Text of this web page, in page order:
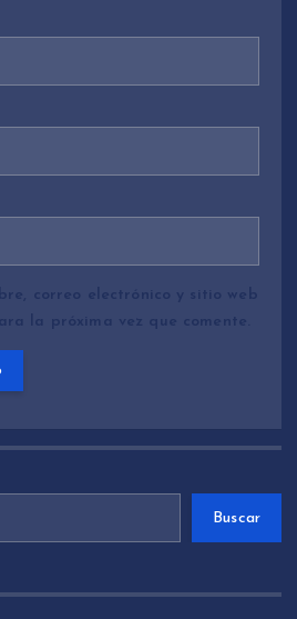
correo electrónico y sitio web
la próxima vez que comente.
Buscar